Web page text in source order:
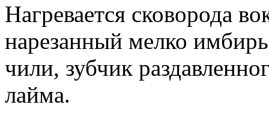
Нагревается сковорода
нарезанный мелко
чили, зубчик
лайма.